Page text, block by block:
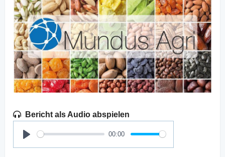
Bericht als Audio abspielen
Play
00:00